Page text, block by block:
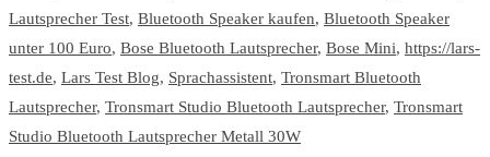
Lautsprecher Test, Bluetooth Speaker kaufen, Bluetooth Speaker
unter 100 Euro, Bose Bluetooth Lautsprecher, Bose Mini, https://lars-
test.de, Lars Test Blog, Sprachassistent, Tronsmart Bluetooth
Lautsprecher, Tronsmart Studio Bluetooth Lautsprecher, Tronsmart
Studio Bluetooth Lautsprecher Metall 30W